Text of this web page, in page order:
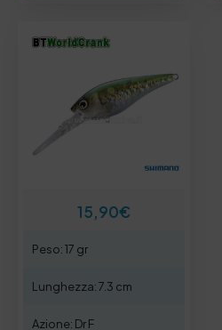
15,90€
Peso: 17 gr
Lunghezza: 7.3 cm
Azione: Dr F